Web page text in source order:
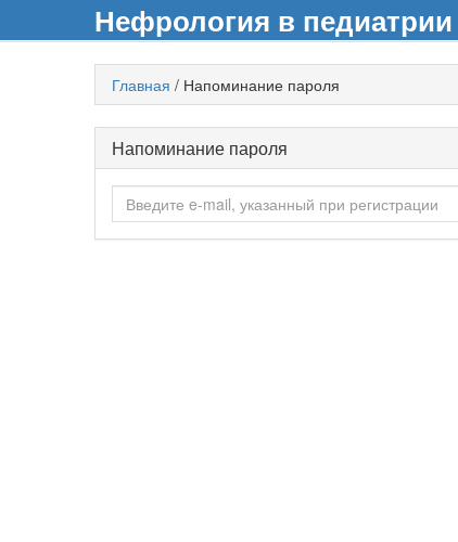
Нефрология в педиатрии
Главная / Напоминание пароля
Напоминание пароля